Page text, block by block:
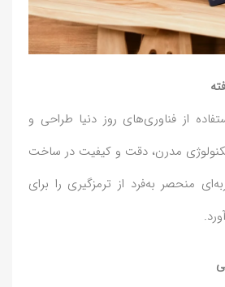
از فناوری‌های روز دنیا طراحی و
مدرن، دقت و کیفیت در ساخت
منحصر به‌فرد از ترمزگیری را برای